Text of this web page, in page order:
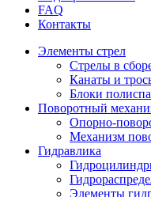
FAQ
Контакты
Элементы стрел
Стрелы в
Канаты и
Блоки
Поворотный
Опорно-
Механизм
Гидравлика
Элементы